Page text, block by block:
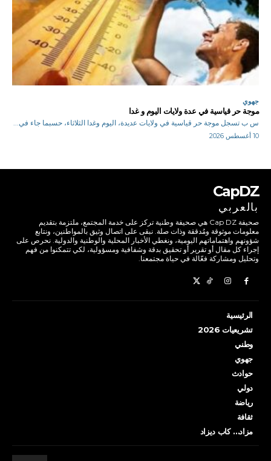
جهوي
موجة حر قياسية في عدة ولايات اليوم و غدا
س ب تسجل موجة حر قياسية في ولايات عديدة، اليوم وغدا الثلاثاء، حسبما جاء في...
10 أغسطس 2026
CapDZ
بالعربي
صحيفة Cap DZ هي صحيفة وطنية تركز على خدمة المجتمع، ملتزمة بتقديم
معلومات موثوقة ومُدققة وذات صلة. نبقى على اتصال وثيق بالمواطنين، ونتابع
شؤونهم واهتماماتهم اليومية، ونغطي الأخبار المحلية والوطنية والدولية. نحرص على
إجراء كل مقال أو تقرير أو تحقيق بدقة وشفافية ومسؤولية، لكي تتمكنوا من فهم
وتحليل ومشاركة فعّالة في حياة مجتمعنا.
الرئيسية
تشريعيات 2026
وطني
جهوي
حوادث
دولي
رياضة
ثقافة
مزاد… كاب ديزاد